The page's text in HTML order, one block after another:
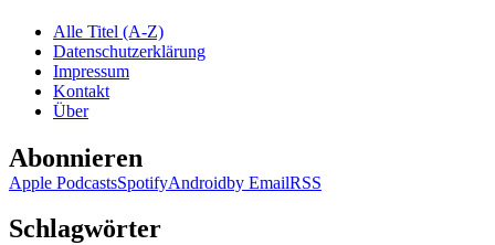
Alle Titel (A-Z)
Datenschutzerklärung
Impressum
Kontakt
Über
Abonnieren
Apple PodcastsSpotifyAndroidby EmailRSS
Schlagwörter